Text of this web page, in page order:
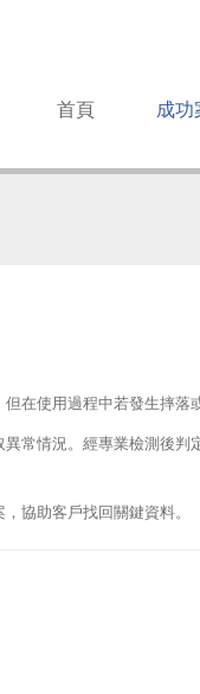
首頁 成功
在使用過程中若發生摔落
常情況。經專業檢測後
協助客戶找回關鍵資料。